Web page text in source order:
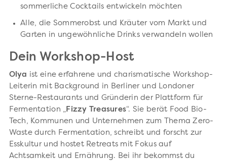
sommerliche Cocktails entwickeln möchten
Alle, die Sommerobst und Kräuter vom Markt und
Garten in ungewöhnliche Drinks verwandeln wollen
Dein Workshop-Host
Olya ist eine erfahrene und charismatische Workshop-
Leiterin mit Background in Berliner und Londoner
Sterne-Restaurants und Gründerin der Plattform für
Fermentation „Fizzy Treasures“. Sie berät Food Bio-
Tech, Kommunen und Unternehmen zum Thema Zero-
Waste durch Fermentation, schreibt und forscht zur
Esskultur und hostet Retreats mit Fokus auf
Achtsamkeit und Ernährung. Bei ihr bekommst du